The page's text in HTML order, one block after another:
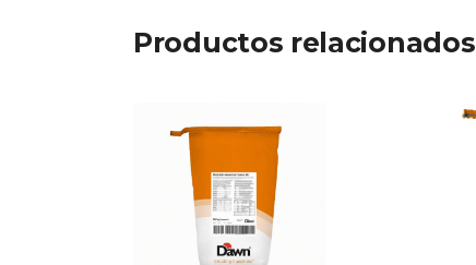
Productos relacionados